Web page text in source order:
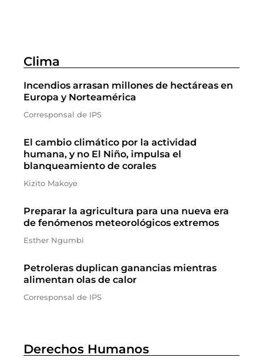
Clima
Incendios arrasan millones de hectáreas en
Europa y Norteamérica
Corresponsal de IPS
El cambio climático por la actividad
humana, y no El Niño, impulsa el
blanqueamiento de corales
Kizito Makoye
Preparar la agricultura para una nueva era
de fenómenos meteorológicos extremos
Esther Ngumbi
Petroleras duplican ganancias mientras
alimentan olas de calor
Corresponsal de IPS
Derechos Humanos